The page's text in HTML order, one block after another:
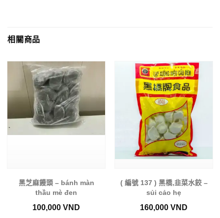
相關商品
黑芝麻饅頭 – bánh màn
thầu mè đen
100,000 VND
( 編號 137 ) 黑橋,韭菜水餃 –
sủi cảo hẹ
160,000 VND